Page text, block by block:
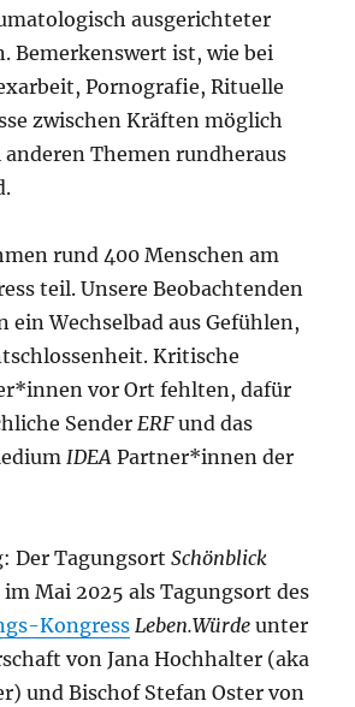
ausgerichteter
Bemerkenswert ist, wie bei
Pornografie, Rituelle
zwischen Kräften möglich
anderen Themen rundheraus
rund 400 Menschen am
teil. Unsere Beobachtenden
ein Wechselbad aus Gefühlen,
Kritische
vor Ort fehlten, dafür
SenderERFund das
IDEA Partner*innen der
Der TagungsortSchönblick
Mai 2025 als Tagungsort des
Kongress Leben.Würde unter
von Jana Hochhalter (aka
und Bischof Stefan Oster von